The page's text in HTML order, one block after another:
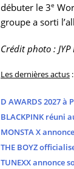
débuter le 3e
groupe a sorti
Crédit photo :
Les dernières actus :
D AWARDS 2027
BLACKPINK réuni
MONSTA X
THE BOYZ
TUNEXX annonce